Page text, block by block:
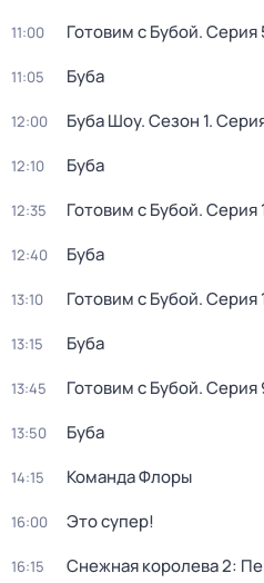
11:00 Готовим с Бубой. Серия
11:05 Буба
12:00 Буба Шоу. Сезон 1.
12:10 Буба
12:35 Готовим с Бубой. Серия
12:40 Буба
13:10 Готовим с Бубой. Серия
13:15 Буба
13:45 Готовим с Бубой. Серия
13:50 Буба
14:15 Команда Флоры
16:00 Это супер!
16:15 Снежная королева 2: